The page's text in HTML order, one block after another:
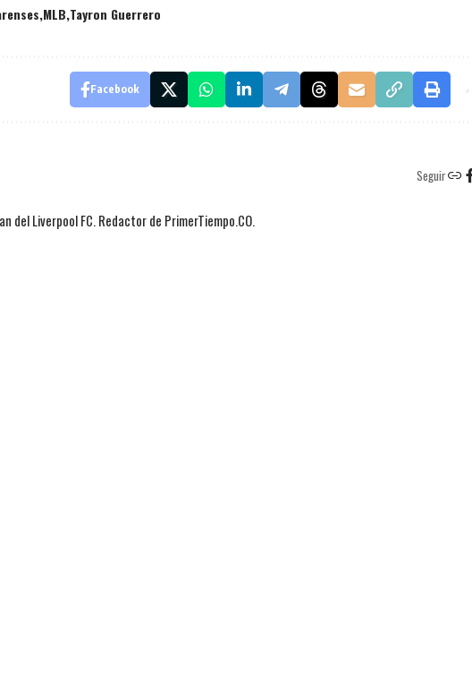
MLB Tayron Guerrero
Facebook
Seguir
del Liverpool FC. Redactor de PrimerTiempo.CO.